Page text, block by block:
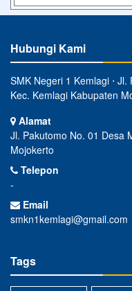
Hubungi Kami
SMK Negeri 1 Kemlagi ⋅
Kec. Kemlagi Kabupaten
Alamat
Jl. Pakutomo No. 01 Desa
Mojokerto
Telepon
-
Email
smkn1kemlagi@gmail.com
Tags